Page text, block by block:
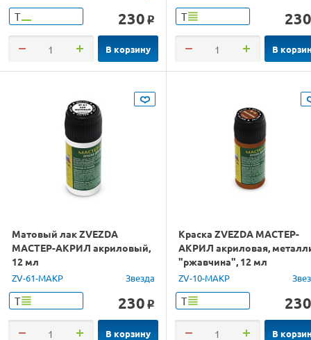
Т 230 o
В корзину
Т 230
В
Матовый лак ZVEZDA
МАСТЕР-АКРИЛ акриловый,
12 мл
ZV-61-МАКР Звезда
Т 230 o
В корзину
Краска ZVEZDA МАСТЕР-
АКРИЛ акриловая,
"ржавчина", 12 мл
ZV-10-МАКР
Т 230
В